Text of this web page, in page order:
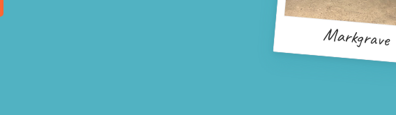
Markgrave